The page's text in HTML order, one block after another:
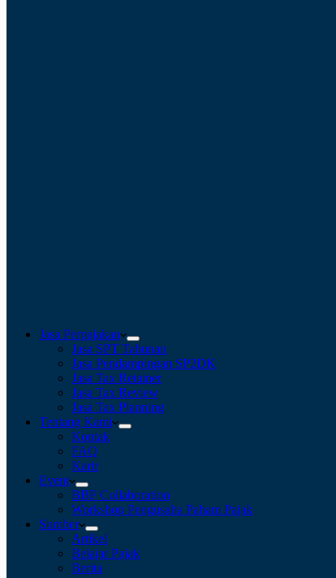
Jasa Perpajakan
Jasa SPT Tahunan
Jasa Pendampingan SP2DK
Jasa Tax Retainer
Jasa Tax Review
Jasa Tax Planning
Tentang Kami
Kontak
FAQ
Karir
Event
BBF Collaboration
Workshop Pengusaha Paham Pajak
Sumber
Artikel
Belajar Pajak
Berita